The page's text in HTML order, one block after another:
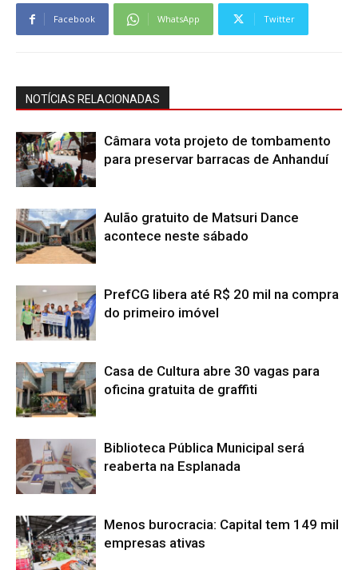
Facebook WhatsApp Twitter
NOTÍCIAS RELACIONADAS
Câmara vota projeto de tombamento
para preservar barracas de Anhanduí
Aulão gratuito de Matsuri Dance
acontece neste sábado
PrefCG libera até R$ 20 mil na compra
do primeiro imóvel
Casa de Cultura abre 30 vagas para
oficina gratuita de graffiti
Biblioteca Pública Municipal será
reaberta na Esplanada
Menos burocracia: Capital tem 149 mil
empresas ativas